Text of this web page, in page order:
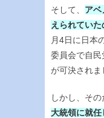
そして、 アベ
えられてい
月4日に日本
委員会で自民
が可決されま
しかし、そ
大統領に就